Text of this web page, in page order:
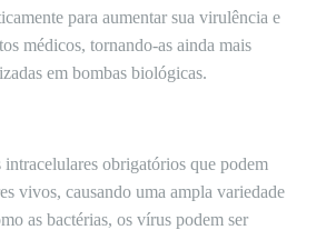
para aumentar sua virulência e
médicos, tornando-as ainda mais
em bombas biológicas.
intracelulares obrigatórios que podem
vivos, causando uma ampla variedade
as bactérias, os vírus podem ser